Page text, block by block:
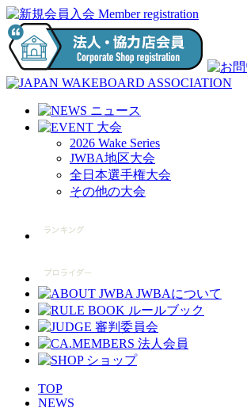
2026 Wake Series
JWBA地区大会
全日本選手権大会
その他の大会
TOP
NEWS